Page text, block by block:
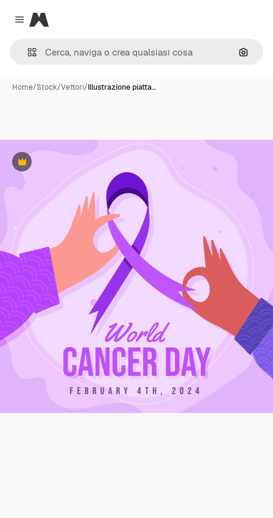
Close menu
Magnific
Cerca
Home/Stock/Vettori/Illustrazione piatta…
Premium